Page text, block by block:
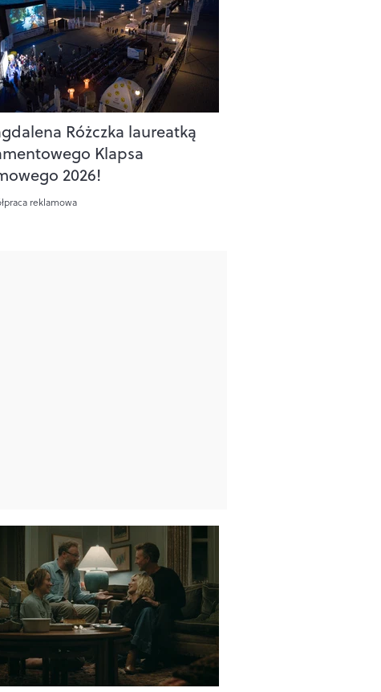
Różczka laureatką
Klapsa
2026!
reklamowa